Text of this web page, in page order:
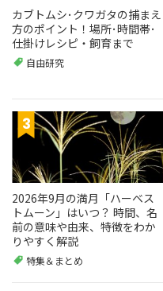
カブトムシ･クワガタの捕まえ
方のポイント！場所･時間帯･
仕掛けレシピ・飼育まで
自由研究
2026年9月の満月「ハーベス
トムーン」はいつ？ 時間、名
前の意味や由来、特徴をわか
りやすく解説
特集＆まとめ